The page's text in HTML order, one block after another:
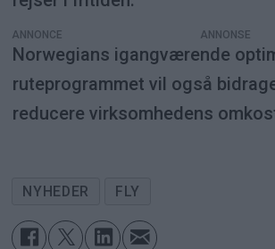
ANNONCE
Norwegians igangværende
ruteprogrammet vil også
reducere virksomhedens
NYHEDER FLY